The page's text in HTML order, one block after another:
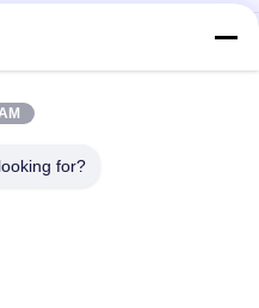
met een aanpasbare
graden Celsius
uitgerust met
soepele broodproductie
for?